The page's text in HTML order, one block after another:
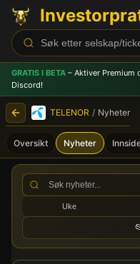
GRATIS I BETA – Aktiver Premium
Discord!
TELENOR / Nyheter
Oversikt Nyheter
Uke